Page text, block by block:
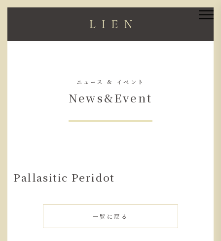
ニュース & イベント
News&Event
Pallasitic Peridot
一覧に戻る